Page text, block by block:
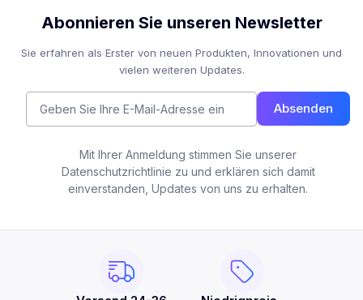
Abonnieren Sie unseren Newsletter
Sie erfahren als Erster von neuen Produkten, Innovationen und
vielen weiteren Updates.
Absenden
Mit Ihrer Anmeldung stimmen Sie unserer
Datenschutzrichtlinie zu und erklären sich damit
einverstanden, Updates von uns zu erhalten.